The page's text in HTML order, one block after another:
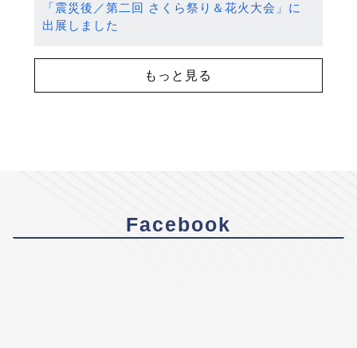
「震災後／第二回 さくら祭り＆花火大会」に
出展しました
もっと見る
Facebook